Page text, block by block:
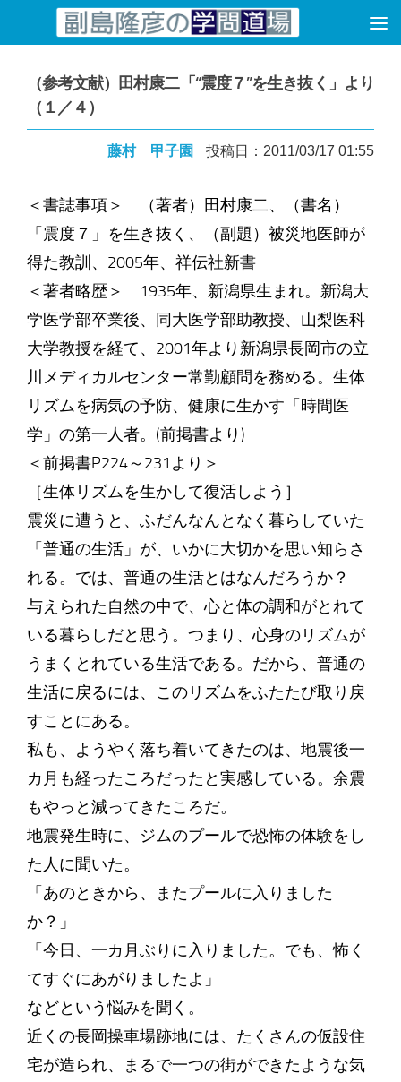
コンテンツへスキップ
（参考文献）田村康二「“震度７”を生き抜く」より
（１／４）
藤村 甲子園 投稿日：2011/03/17 01:55
＜書誌事項＞ （著者）田村康二、（書名）
「震度７」を生き抜く、（副題）被災地医師が
得た教訓、2005年、祥伝社新書
＜著者略歴＞ 1935年、新潟県生まれ。新潟大
学医学部卒業後、同大医学部助教授、山梨医科
大学教授を経て、2001年より新潟県長岡市の立
川メディカルセンター常勤顧問を務める。生体
リズムを病気の予防、健康に生かす「時間医
学」の第一人者。(前掲書より)
＜前掲書P224～231より＞
［生体リズムを生かして復活しよう］
震災に遭うと、ふだんなんとなく暮らしていた
「普通の生活」が、いかに大切かを思い知らさ
れる。では、普通の生活とはなんだろうか？
与えられた自然の中で、心と体の調和がとれて
いる暮らしだと思う。つまり、心身のリズムが
うまくとれている生活である。だから、普通の
生活に戻るには、このリズムをふたたび取り戻
すことにある。
私も、ようやく落ち着いてきたのは、地震後一
カ月も経ったころだったと実感している。余震
もやっと減ってきたころだ。
地震発生時に、ジムのプールで恐怖の体験をし
た人に聞いた。
「あのときから、またプールに入りました
か？」
「今日、一カ月ぶりに入りました。でも、怖く
てすぐにあがりましたよ」
などという悩みを聞く。
近くの長岡操車場跡地には、たくさんの仮設住
宅が造られ、まるで一つの街ができたような気